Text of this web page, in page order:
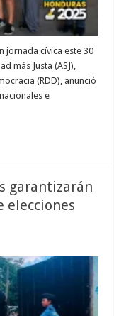
jornada cívica este 30
más Justa (ASJ),
(RDD), anunció
e
garantizarán